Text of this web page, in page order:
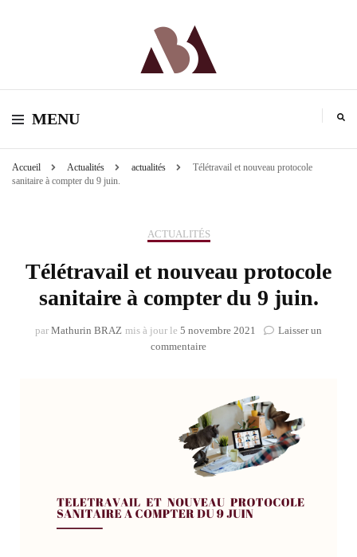
MB Avocat | Droit du
travail à Toulouse
MB Avocat | Droit du travail à Toulouse
MENU
Accueil Actualités actualités
Télétravail et nouveau protocole
sanitaire à compter du 9 juin.
ACTUALITÉS
Télétravail et nouveau protocole
sanitaire à compter du 9 juin.
par Mathurin BRAZ mis à jour le 5 novembre 2021
Laisser un
commentairesur
protocole
sanitaire
à
compter
du
juin.